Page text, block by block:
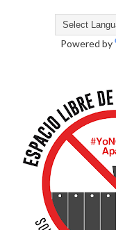
Powered by